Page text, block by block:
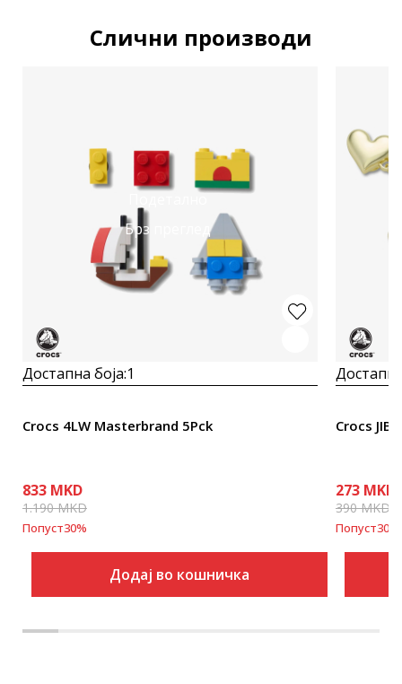
Слични производи
Подетално
Брз преглед
Достапна боја:1
Crocs 4LW Masterbrand 5Pck
833 MKD
1.190MKD
Попуст30%
Додај во кошничка
Crocs
273 MKD
390MKD
Попуст30